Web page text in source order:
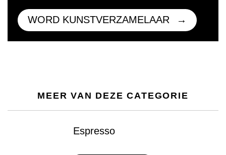
WORD KUNSTVERZAMELAAR
MEER VAN DEZE CATEGORIE
Espresso